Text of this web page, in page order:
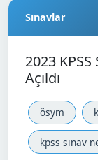
Sınavlar
2023
Açıldı
ösym
kpss sınav